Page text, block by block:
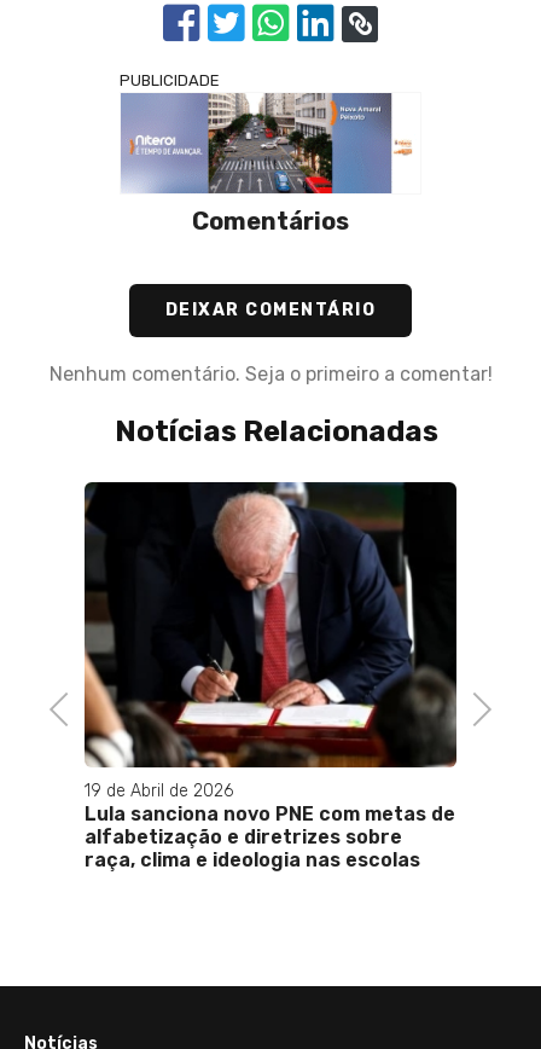
PUBLICIDADE
Comentários
DEIXAR COMENTÁRIO
Nenhum comentário. Seja o primeiro a comentar!
Notícias Relacionadas
Previous
19 de Abril de 2026
Lula sanciona novo PNE com metas de
alfabetização e diretrizes sobre
raça, clima e ideologia nas escolas
Next
Notícias